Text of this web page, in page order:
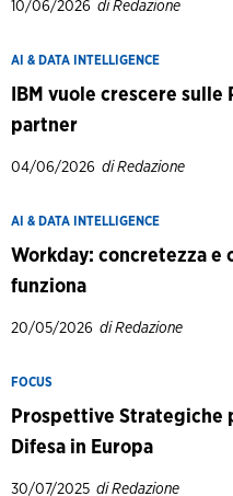
10/06/2026 di Redazione
AI & DATA INTELLIGENCE
IBM vuole crescere
partner
04/06/2026 di Redazione
AI & DATA INTELLIGENCE
Workday: concretezza e
funziona
20/05/2026 di Redazione
FOCUS
Prospettive Strategiche
Difesa in Europa
30/07/2025 di Redazione